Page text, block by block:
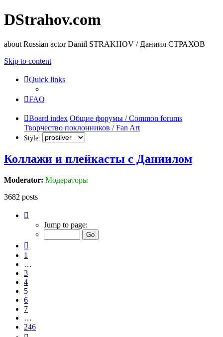
DStrahov.com
about Russian actor Daniil STRAKHOV / Даниил СТРАХОВ
Skip to content
Quick links
FAQ
Board index Общие форумы / Common forums
Творчество поклонников / Fan Art
Style:
Коллажи и плейкасты с Даниилом
Moderator: Модераторы
3682 posts
Jump to page:
1
…
3
4
5
6
7
…
246